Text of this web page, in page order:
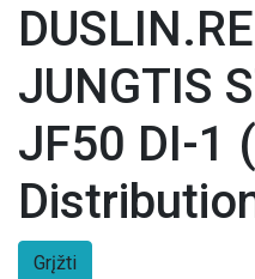
JUNGTIS
JF50 DI-1
Grįžti